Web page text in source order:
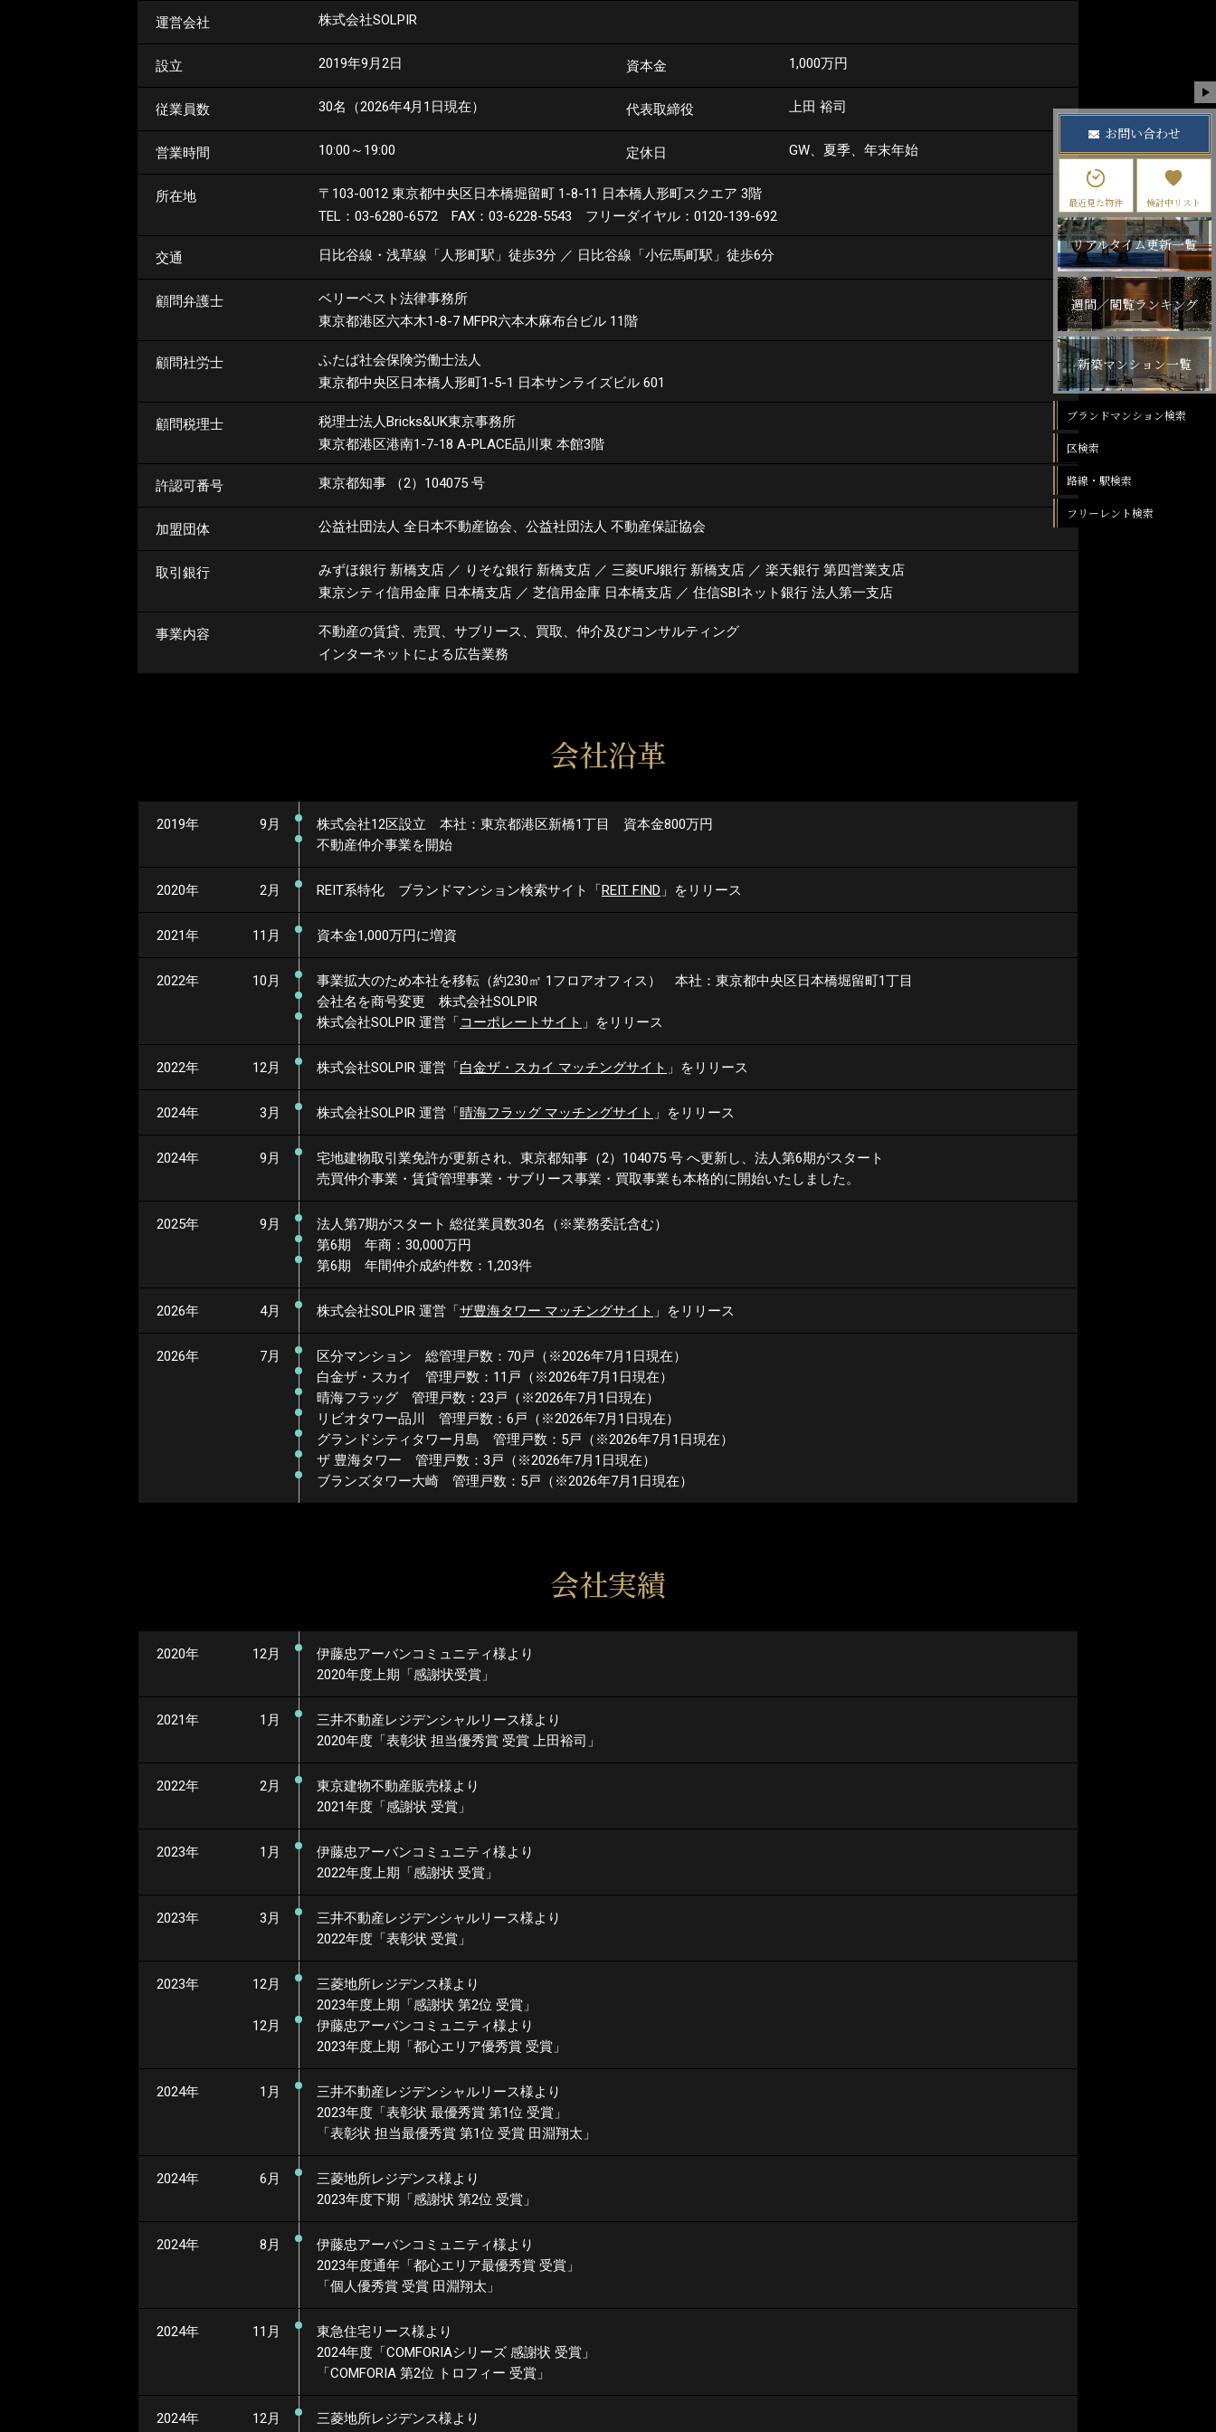
運営会社 株式会社SOLPIR
設立 2019年9月2日 資本金 1,000万円
従業員数 30名（2026年4月1日現在） 代表取締役 上田 裕司
営業時間 10:00～19:00 定休日 GW、夏季、年末年始
所在地 〒103-0012 東京都中央区日本橋堀留町 1-8-11 日本橋人形町スクエア 3階
TEL：03-6280-6572 FAX：03-6228-5543 フリーダイヤル：0120-139-692
交通 日比谷線・浅草線「人形町駅」徒歩3分 ／ 日比谷線「小伝馬町駅」徒歩6分
顧問弁護士
ベリーベスト法律事務所
東京都港区六本木1-8-7 MFPR六本木麻布台ビル 11階
顧問社労士
ふたば社会保険労働士法人
東京都中央区日本橋人形町1-5-1 日本サンライズビル 601
顧問税理士
税理士法人Bricks&UK東京事務所
東京都港区港南1-7-18 A-PLACE品川東 本館3階
許認可番号 東京都知事 （2）104075 号
加盟団体 公益社団法人 全日本不動産協会、公益社団法人 不動産保証協会
取引銀行 みずほ銀行 新橋支店 ／ りそな銀行 新橋支店 ／ 三菱UFJ銀行 新橋支店 ／ 楽天銀行 第四営業支店
東京シティ信用金庫 日本橋支店 ／ 芝信用金庫 日本橋支店 ／ 住信SBIネット銀行 法人第一支店
事業内容
不動産の賃貸、売買、サブリース、買取、仲介及びコンサルティング
インターネットによる広告業務
会社沿革
2019年 9月 株式会社12区設立 本社：東京都港区新橋1丁目 資本金800万円
不動産仲介事業を開始
2020年 2月 REIT系特化 ブランドマンション検索サイト 「REIT FIND 」をリリース
2021年 11月 資本金1,000万円に増資
2022年 10月 事業拡大のため本社を移転 （約230㎡ 1フロアオフィス） 本社：東京都中央区日本橋堀留町1丁目
会社名を商号変更 株式会社SOLPIR
株式会社SOLPIR 運営 「コーポレートサイト 」をリリース
2022年 12月 株式会社SOLPIR 運営 「白金ザ・スカイ マッチングサイト 」 をリリース
2024年 3月 株式会社SOLPIR 運営 「晴海フラッグ マッチングサイト 」 をリリース
2024年 9月 宅地建物取引業免許が更新され、 東京都知事（2）104075 号 へ更新し、 法人第6期がスタート
売買仲介事業・賃貸管理事業・サブリース事業・買取事業も本格的に開始いたしました。
2025年 9月 法人第7期がスタート 総従業員数30名（※業務委託含む）
第6期 年商：30,000万円
第6期 年間仲介成約件数：1,203件
2026年 4月 株式会社SOLPIR 運営 「ザ豊海タワー マッチングサイト 」 をリリース
2026年 7月 区分マンション 総管理戸数：70戸 （※2026年7月1日現在）
白金ザ・スカイ 管理戸数：11戸 （※2026年7月1日現在）
晴海フラッグ 管理戸数：23戸 （※2026年7月1日現在）
リビオタワー品川 管理戸数：6戸 （※2026年7月1日現在）
グランドシティタワー月島 管理戸数：5戸 （※2026年7月1日現在）
ザ 豊海タワー 管理戸数：3戸 （※2026年7月1日現在）
ブランズタワー大崎 管理戸数：5戸 （※2026年7月1日現在）
会社実績
2020年 12月
伊藤忠アーバンコミュニティ様より
2020年度上期 「感謝状受賞」
2021年 1月
三井不動産レジデンシャルリース様より
2020年度 「表彰状 担当優秀賞 受賞 上田裕司」
2022年 2月
東京建物不動産販売様より
2021年度 「感謝状 受賞」
2023年 1月
伊藤忠アーバンコミュニティ様より
2022年度上期 「感謝状 受賞」
2023年 3月
三井不動産レジデンシャルリース様より
2022年度 「表彰状 受賞」
2023年 12月
三菱地所レジデンス様より
2023年度上期 「感謝状 第2位 受賞」
12月
伊藤忠アーバンコミュニティ様より
2023年度上期 「都心エリア優秀賞 受賞」
2024年 1月
三井不動産レジデンシャルリース様より
2023年度 「表彰状 最優秀賞 第1位 受賞」
「表彰状 担当最優秀賞 第1位 受賞 田淵翔太」
2024年 6月
三菱地所レジデンス様より
2023年度下期 「感謝状 第2位 受賞」
2024年 8月
伊藤忠アーバンコミュニティ様より
2023年度通年 「都心エリア最優秀賞 受賞」
「個人優秀賞 受賞 田淵翔太」
2024年 11月
東急住宅リース様より
2024年度 「COMFORIAシリーズ 感謝状 受賞」
「COMFORIA 第2位 トロフィー 受賞」
2024年 12月
三菱地所レジデンス様より
お問い合わせ
最近見た物件 検討中リスト
リアルタイム更新一覧
週間／閲覧ランキング
新築マンション一覧
ブランドマンション検索
区検索
路線・駅検索
フリーレント検索